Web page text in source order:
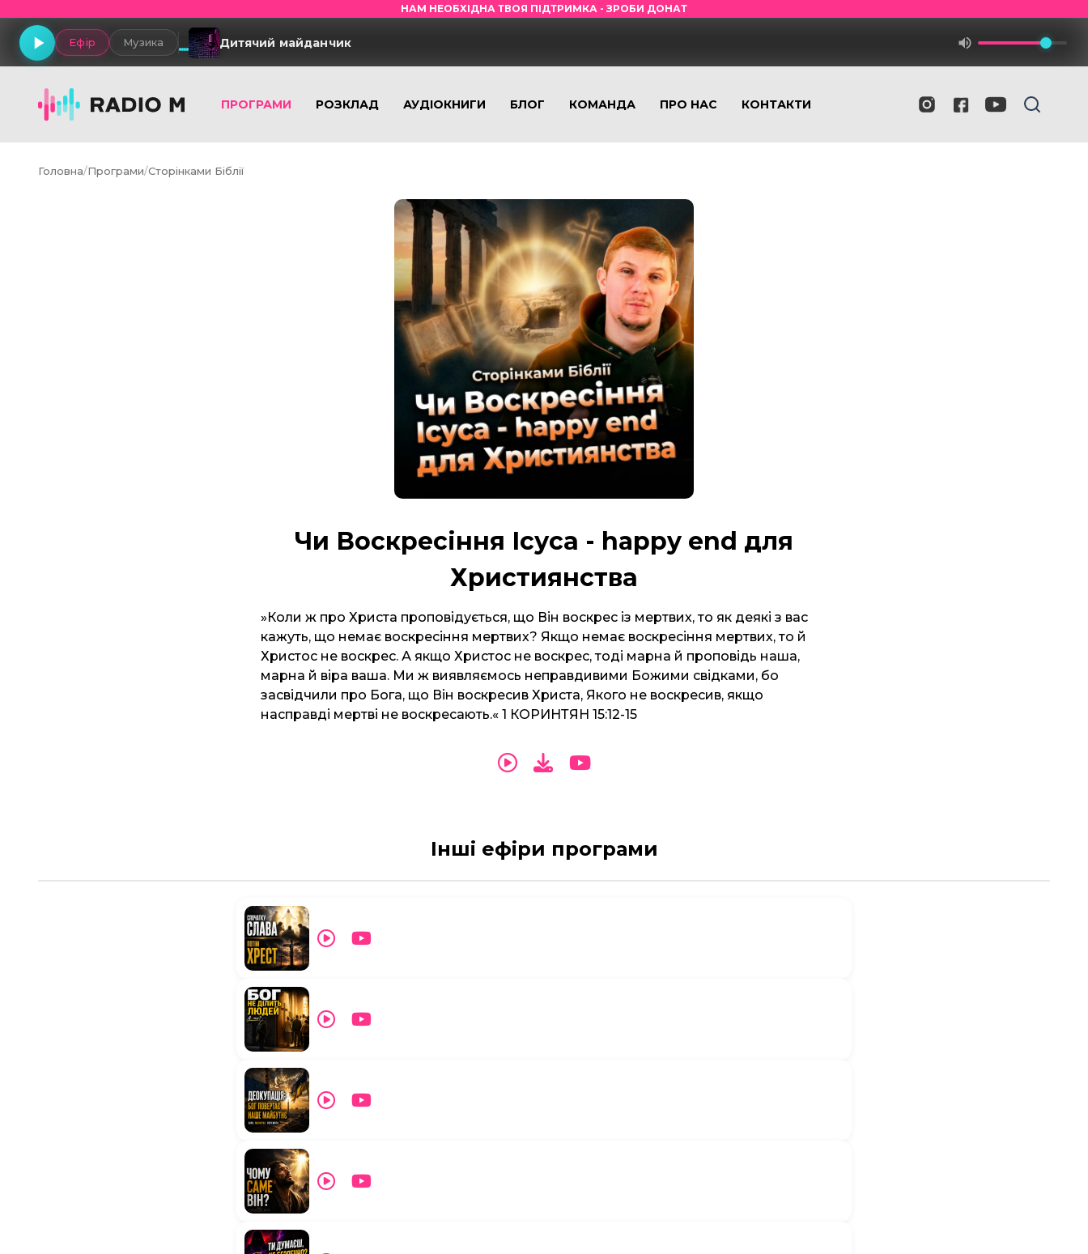
НАМ НЕОБХІДНА ТВОЯ ПІДТРИМКА - ЗРОБИ ДОНАТ
Ефір Музика Дитячий майданчик
ПРОГРАМИ РОЗКЛАД АУДІОКНИГИ БЛОГ КОМАНДА ПРО НАС КОНТАКТИ
Головна/Програми/Сторінками Біблії
Чи Воскресіння Ісуса - happy end для
Християнства
»Коли ж про Христа проповідується, що Він воскрес із мертвих, то як деякі з вас
кажуть, що немає воскресіння мертвих? Якщо немає воскресіння мертвих, то й
Христос не воскрес. А якщо Христос не воскрес, тоді марна й проповідь наша,
марна й віра ваша. Ми ж виявляємось неправдивими Божими свідками, бо
засвідчили про Бога, що Він воскресив Христа, Якого не воскресив, якщо
насправді мертві не воскресають.« ‭‭1 КОРИНТЯН‬ ‭15‬:‭12‬-‭15‬ ‭
Інші ефіри програми